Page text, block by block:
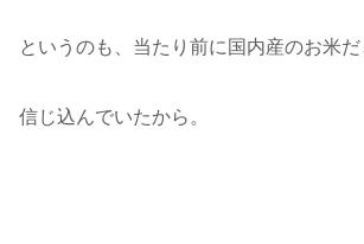
というのも、当たり前に国内産のお米だ
信じ込んでいたから。